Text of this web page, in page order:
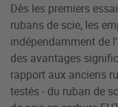
Dès les premiers
rubans de scie, les
indépendamment de
des avantages
rapport aux anciens
testés - du ruban de